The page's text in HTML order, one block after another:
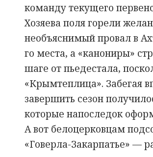
команду текущего
Хозяева поля горели
необъяснимый провал в
го места, а «канониры»
шаге от пьедестала,
«Крымтеплица». Забегая
завершить сезон
которые напоследок
А вот белоцерковцам
«Говерла-Закарпатье» —